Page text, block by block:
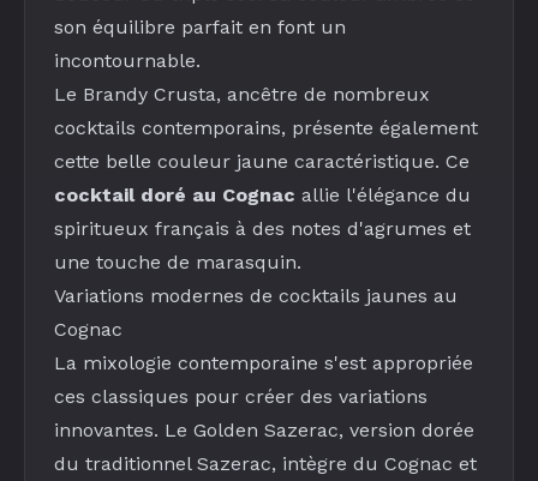
son équilibre parfait en font un
incontournable.
Le Brandy Crusta, ancêtre de nombreux
cocktails contemporains, présente également
cette belle couleur jaune caractéristique. Ce
cocktail doré au Cognac allie l'élégance du
spiritueux français à des notes d'agrumes et
une touche de marasquin.
Variations modernes de cocktails jaunes au
Cognac
La mixologie contemporaine s'est appropriée
ces classiques pour créer des variations
innovantes. Le Golden Sazerac, version dorée
du traditionnel Sazerac, intègre du Cognac et